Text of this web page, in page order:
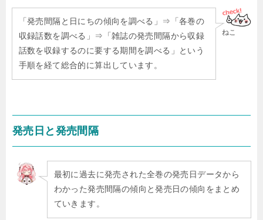
ねこ
「発売間隔と日にちの傾向を調べる」⇒「各巻の
収録話数を調べる」⇒「雑誌の発売間隔から収録
話数を収録するのに要する期間を調べる」という
手順を経て総合的に算出しています。
発売日と発売間隔
最初に過去に発売された全巻の発売日データから
わかった発売間隔の傾向と発売日の傾向をまとめ
ていきます。